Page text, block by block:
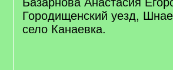
Городищенский уезд,
село Канаевка.